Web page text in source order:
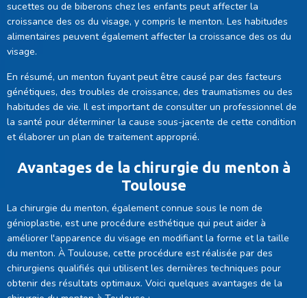
sucettes ou de biberons chez les enfants peut affecter la
croissance des os du visage, y compris le menton. Les habitudes
alimentaires peuvent également affecter la croissance des os du
visage.
En résumé, un menton fuyant peut être causé par des facteurs
génétiques, des troubles de croissance, des traumatismes ou des
habitudes de vie. Il est important de consulter un professionnel de
la santé pour déterminer la cause sous-jacente de cette condition
et élaborer un plan de traitement approprié.
Avantages de la chirurgie du menton à
Toulouse
La chirurgie du menton, également connue sous le nom de
génioplastie, est une procédure esthétique qui peut aider à
améliorer l'apparence du visage en modifiant la forme et la taille
du menton. À Toulouse, cette procédure est réalisée par des
chirurgiens qualifiés qui utilisent les dernières techniques pour
obtenir des résultats optimaux. Voici quelques avantages de la